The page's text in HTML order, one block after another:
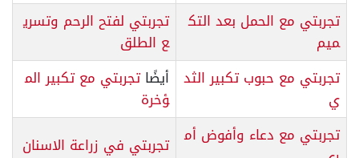
تجربتي مع الحمل بعد التك
ميم
تجربتي لفتح الرحم وتسري
ع الطلق
تجربتي مع حبوب تكبير الثد
ي
أيضًاتجربتي مع تكبير الم
ؤخرة
تجربتي مع دعاء وأفوض أم تجربتي في زراعة الاسنان